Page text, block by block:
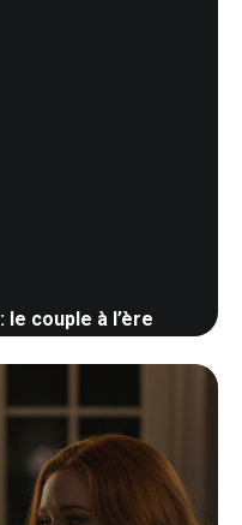
couple à l’ère